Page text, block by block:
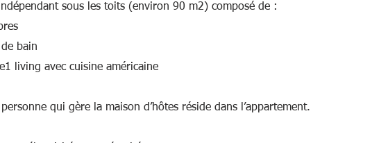
sous les toits (environ 90 m2) composé de :
bain
living avec cuisine américaine
personne qui gère la maison d’hôtes réside dans l’appartement.